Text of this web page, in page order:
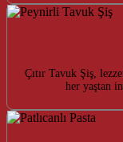
Çıtır Tavuk Şiş,
her yaştan